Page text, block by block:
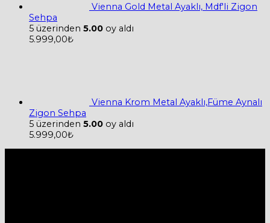
Vienna Gold Metal Ayaklı, Mdf'li Zigon
Sehpa
5 üzerinden 5.00 oy aldı
5.999,00₺
Vienna Krom Metal Ayaklı,Füme Aynalı
Zigon Sehpa
5 üzerinden 5.00 oy aldı
5.999,00₺